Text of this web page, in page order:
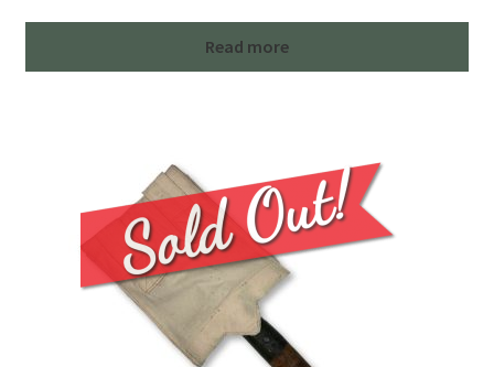
Read more